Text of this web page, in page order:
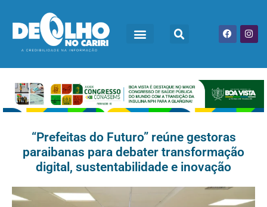
“Prefeitas do Futuro” reúne gestoras
paraibanas para debater transformação
digital, sustentabilidade e inovação